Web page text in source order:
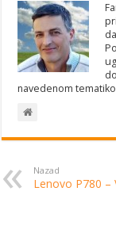
navedenom
Nazad
Lenovo P780 –